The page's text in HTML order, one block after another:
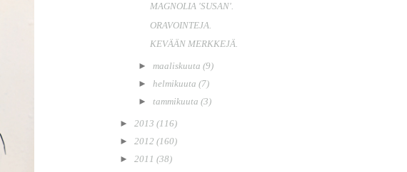
MAGNOLIA 'SUSAN'.
ORAVOINTEJA.
KEVÄÄN MERKKEJÄ.
► maaliskuuta (9)
► helmikuuta (7)
► tammikuuta (3)
►2013(116)
► 2012(160)
► 2011(38)